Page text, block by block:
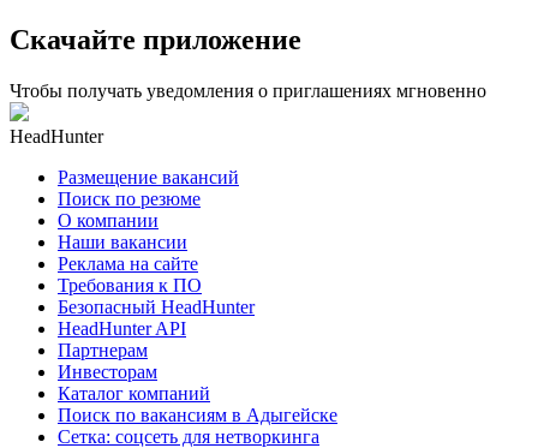
Скачайте приложение
Чтобы получать уведомления о приглашениях мгновенно
HeadHunter
Размещение вакансий
Поиск по резюме
О компании
Наши вакансии
Реклама на сайте
Требования к ПО
Безопасный HeadHunter
HeadHunter API
Партнерам
Инвесторам
Каталог компаний
Поиск по вакансиям в Адыгейске
Сетка: соцсеть для нетворкинга